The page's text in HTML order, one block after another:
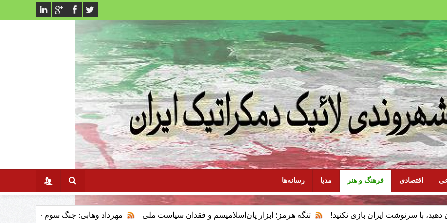
اقتصادی فرهنگ و هنر مدیا رسانه‌ها
ایران بازی نکنید! تنگه هرمز؛ ابزار پان‌اسلامیسم و فقدان سیاست ملی مهرداد وهابی: جنگ سوم خلیج فارس وتاثیر ان